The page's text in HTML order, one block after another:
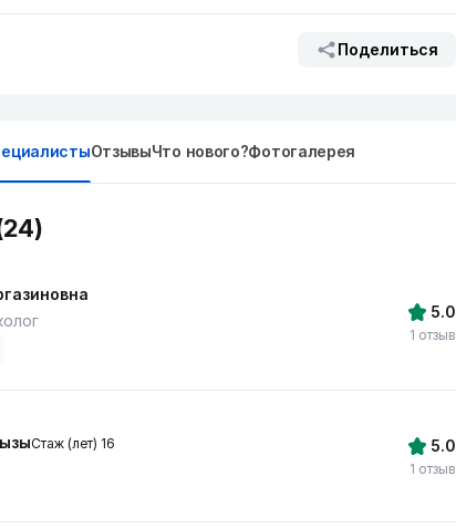
Поделиться
ОтзывыЧто нового?Фотогалерея
5.0
1 отзыв
Стаж (лет) 16 5.0
1 отзыв